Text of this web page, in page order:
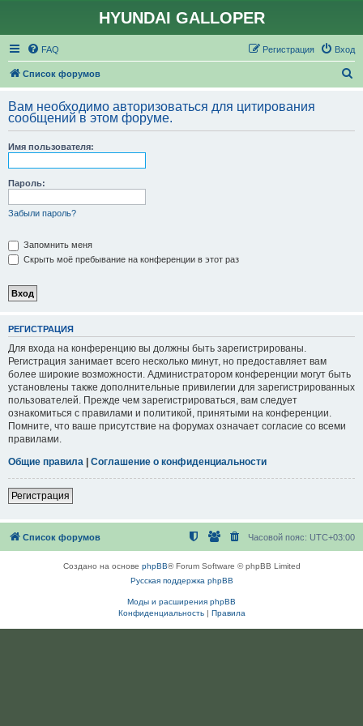
HYUNDAI GALLOPER
FAQ Вход
Регистрация
Список форумов
с
Вам необходимо авторизоваться для цитирования
сообщений в этом форуме.
Имя пользователя:
Пароль:
Забыли пароль?
Запомнить меня
Скрыть моё пребывание на конференции в этот раз
РЕГИСТРАЦИЯ
Для входа на конференцию вы должны быть зарегистрированы.
Регистрация занимает всего несколько минут, но предоставляет вам
более широкие возможности. Администратором конференции могут быть
установлены также дополнительные привилегии для зарегистрированных
пользователей. Прежде чем зарегистрироваться, вам следует
ознакомиться с правилами и политикой, принятыми на конференции.
Помните, что ваше присутствие на форумах означает согласие со всеми
правилами.
Общие правила | Соглашение о конфиденциальности
Регистрация
Список форумов Часовой пояс: UTC+03:00
Создано на основе phpBB® Forum Software © phpBB Limited
Русская поддержка phpBB
Моды и расширения phpBB
Конфиденциальность| Правила